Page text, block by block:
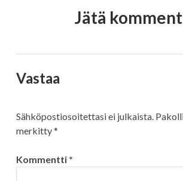
Jätä
Vastaa
Sähköpostiosoitettasi ei julkaista.
merkitty*
Kommentti *